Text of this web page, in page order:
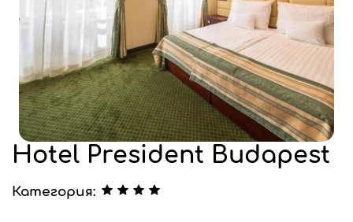
Hotel President Budapest
Категория: